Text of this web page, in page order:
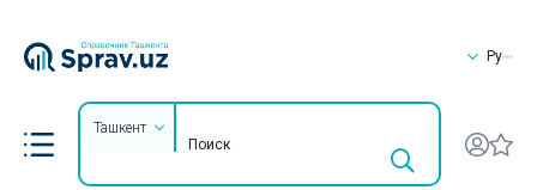
Ру
Ташкент